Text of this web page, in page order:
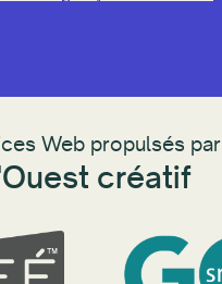
Web propulsés par
créatif